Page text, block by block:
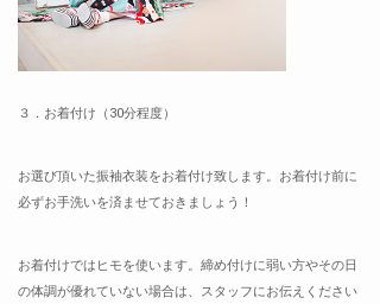
３．お着付け（30分程度）
お選び頂いた振袖衣装をお着付け致します。お着付け前に
必ずお手洗いを済ませておきましょう！
お着付けではヒモを使います。締め付けに弱い方やその日
の体調が優れていない場合は、スタッフにお伝えください